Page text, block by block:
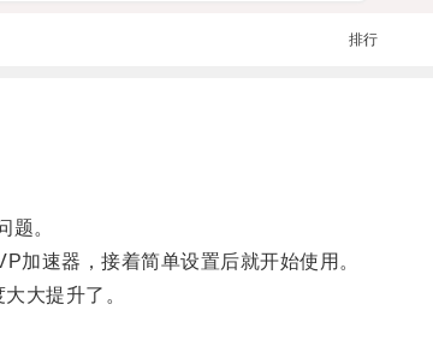
排行
。
速器，接着简单设置后就开始使用。
大提升了。